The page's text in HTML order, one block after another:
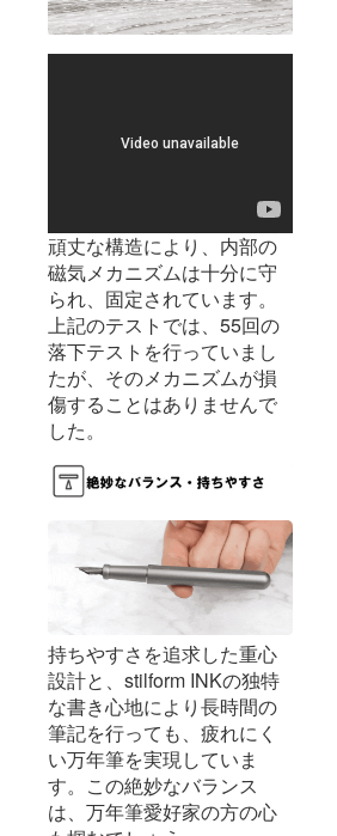
頑丈な構造により、内部の
磁気メカニズムは十分に守
られ、固定されています。
上記のテストでは、55回の
落下テストを行っていまし
たが、そのメカニズムが損
傷することはありませんで
した。
持ちやすさを追求した重心
設計と、stilform INKの独特
な書き心地により長時間の
筆記を行っても、疲れにく
い万年筆を実現していま
す。この絶妙なバランス
は、万年筆愛好家の方の心